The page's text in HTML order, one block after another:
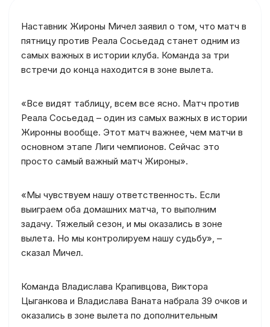
Наставник Жироны Мичел заявил о том, что матч в
пятницу против Реала Сосьедад станет одним из
самых важных в истории клуба. Команда за три
встречи до конца находится в зоне вылета.
«Все видят таблицу, всем все ясно. Матч против
Реала Сосьедад – один из самых важных в истории
Жиронны вообще. Этот матч важнее, чем матчи в
основном этапе Лиги чемпионов. Сейчас это
просто самый важный матч Жироны».
«Мы чувствуем нашу ответственность. Если
выиграем оба домашних матча, то выполним
задачу. Тяжелый сезон, и мы оказались в зоне
вылета. Но мы контролируем нашу судьбу», –
сказал Мичел.
Команда Владислава Крапивцова, Виктора
Цыганкова и Владислава Ваната набрала 39 очков и
оказались в зоне вылета по дополнительным